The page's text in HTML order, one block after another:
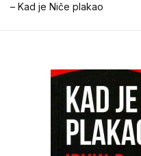
– Kad je Niče plakao